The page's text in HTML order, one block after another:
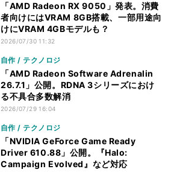
「AMD Radeon RX 9050」発表。消費
者向けにはVRAM 8GB搭載、一部用途向
けにVRAM 4GBモデルも？
2026/07/30 11:32
自作 / テクノロジ
「AMD Radeon Software Adrenalin
26.7.1」公開。RDNA 3シリーズにおけ
る不具合多数解消
2026/07/29 16:04
自作 / テクノロジ
「NVIDIA GeForce Game Ready
Driver 610.88」公開。『Halo:
Campaign Evolved』など対応